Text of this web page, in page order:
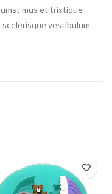
mus et tristique
vestibulum